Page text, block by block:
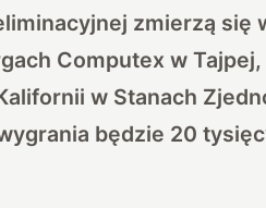
zmierzą się
Computex w
w Stanach
będzie 20